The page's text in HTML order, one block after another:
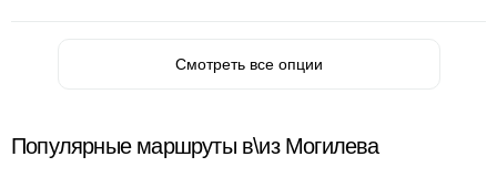
Смотреть все опции
Популярные маршруты в\из Могилева